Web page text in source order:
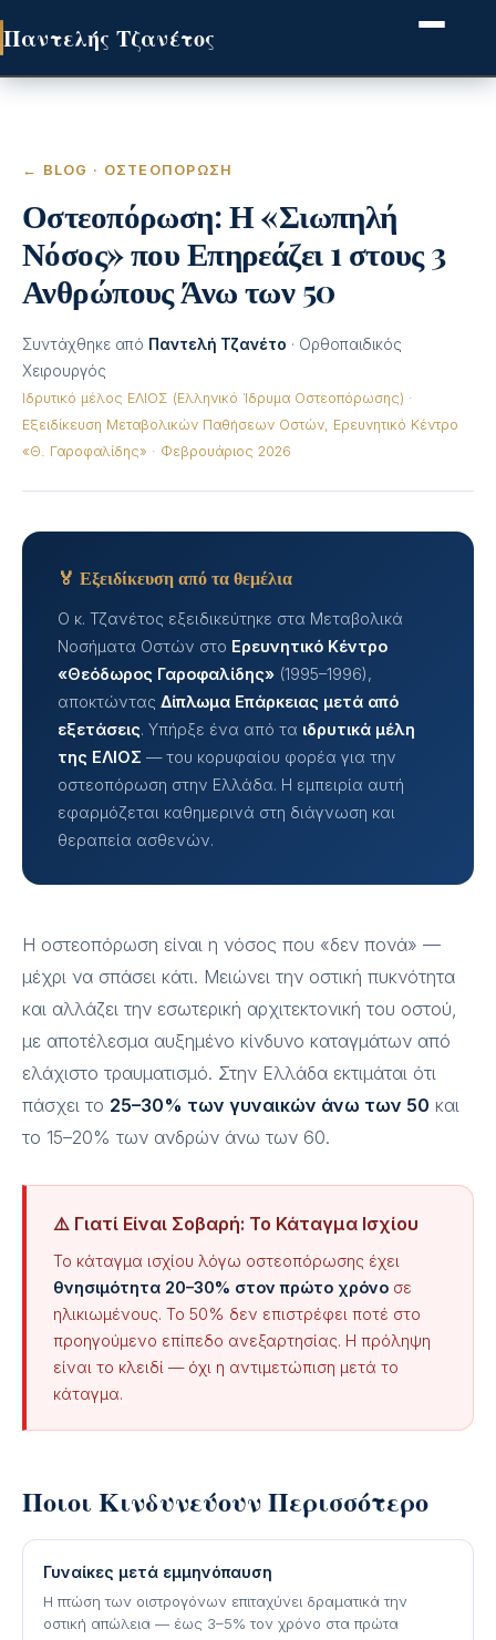
Παντελής Τζανέτος
← BLOG · ΟΣΤΕΟΠΌΡΩΣΗ
Οστεοπόρωση: Η «Σιωπηλή
Νόσος» που Επηρεάζει 1 στους 3
Ανθρώπους Άνω των 50
Συντάχθηκε από Παντελή Τζανέτο · Ορθοπαιδικός
Χειρουργός
Ιδρυτικό μέλος ΕΛΙΟΣ (Ελληνικό Ίδρυμα Οστεοπόρωσης) ·
Εξειδίκευση Μεταβολικών Παθήσεων Οστών, Ερευνητικό Κέντρο
«Θ. Γαροφαλίδης» · Φεβρουάριος 2026
🏅 Εξειδίκευση από τα θεμέλια
Ο κ. Τζανέτος εξειδικεύτηκε στα Μεταβολικά
Νοσήματα Οστών στο Ερευνητικό Κέντρο
«Θεόδωρος Γαροφαλίδης» (1995–1996),
αποκτώντας Δίπλωμα Επάρκειας μετά από
εξετάσεις. Υπήρξε ένα από τα ιδρυτικά μέλη
της ΕΛΙΟΣ — του κορυφαίου φορέα για την
οστεοπόρωση στην Ελλάδα. Η εμπειρία αυτή
εφαρμόζεται καθημερινά στη διάγνωση και
θεραπεία ασθενών.
Η οστεοπόρωση είναι η νόσος που «δεν πονά» —
μέχρι να σπάσει κάτι. Μειώνει την οστική πυκνότητα
και αλλάζει την εσωτερική αρχιτεκτονική του οστού,
με αποτέλεσμα αυξημένο κίνδυνο καταγμάτων από
ελάχιστο τραυματισμό. Στην Ελλάδα εκτιμάται ότι
πάσχει το 25–30% των γυναικών άνω των 50 και
το 15–20% των ανδρών άνω των 60.
⚠️ Γιατί Είναι Σοβαρή: Το Κάταγμα Ισχίου
Το κάταγμα ισχίου λόγω οστεοπόρωσης έχει
θνησιμότητα 20–30% στον πρώτο χρόνο σε
ηλικιωμένους. Το 50% δεν επιστρέφει ποτέ στο
προηγούμενο επίπεδο ανεξαρτησίας. Η πρόληψη
είναι το κλειδί — όχι η αντιμετώπιση μετά το
κάταγμα.
Ποιοι Κινδυνεύουν Περισσότερο
Γυναίκες μετά εμμηνόπαυση
Η πτώση των οιστρογόνων επιταχύνει δραματικά την
οστική απώλεια — έως 3–5% τον χρόνο στα πρώτα